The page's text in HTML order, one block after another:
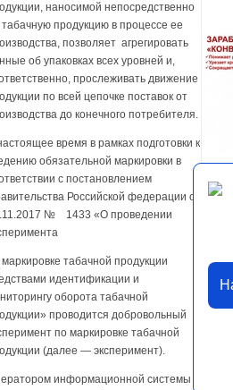
наносимой непосредственно
табачную продукцию в процессе ее
позволяет агрегировать
об упаковках всех уровней и,
прослеживать движение
по всей цепочке поставок от
до конечного потребителя.
время в рамках подготовки к
обязательной маркировки в
с постановлением
Российской федерации от
№ 1433 «О проведении
табачной продукции
идентификации и
оборота табачной
проводится добровольный
по маркировке табачной
(далее — эксперимент).
информационной системы